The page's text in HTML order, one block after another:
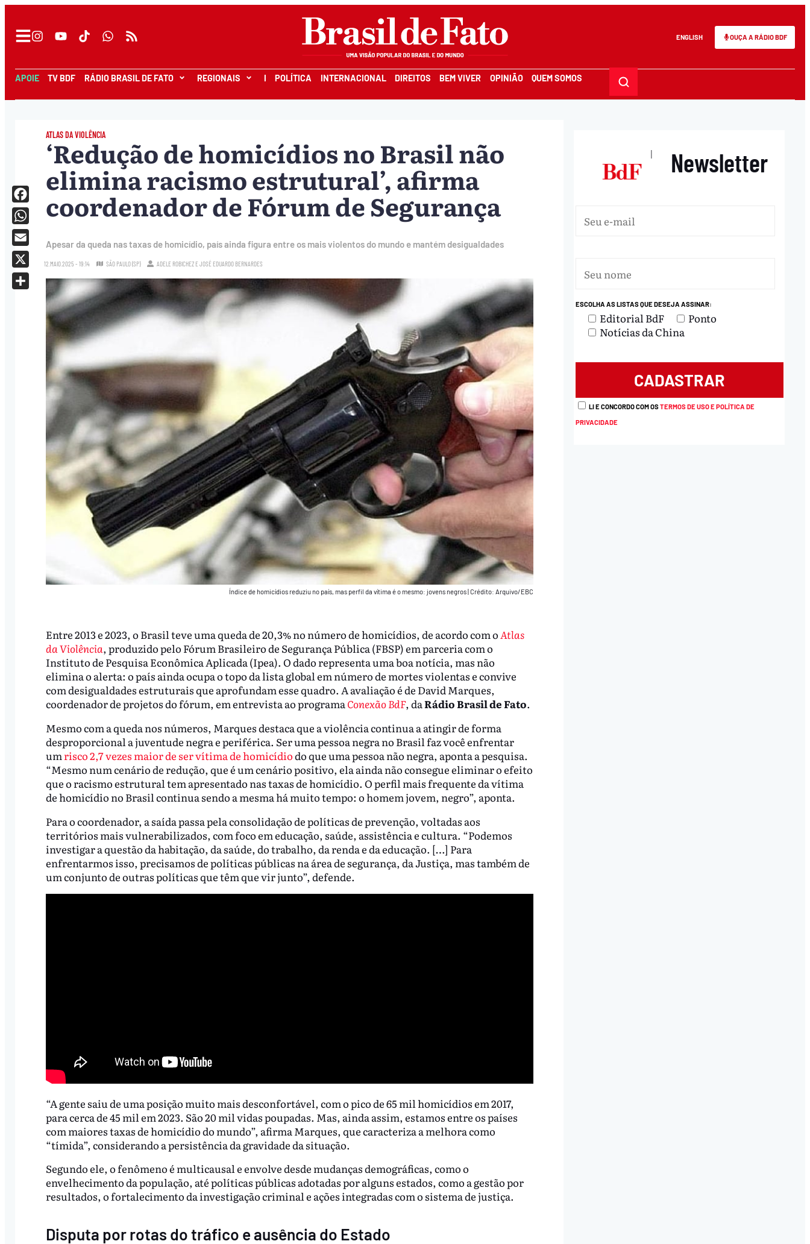
ENGLISH OUÇA A RÁDIO BDF
APOIE TV BDF RÁDIO BRASIL DE FATO REGIONAIS I POLÍTICA INTERNACIONAL DIREITOS BEM VIVER OPINIÃO QUEM SOMOS
ATLAS DA VIOLÊNCIA
‘Redução de homicídios no Brasil não
elimina racismo estrutural’, afirma
coordenador de Fórum de Segurança
Apesar da queda nas taxas de homicídio, país ainda figura entre os mais violentos do mundo e mantém desigualdades
12.MAIO.2025 - 19:14 SÃO PAULO (SP) ADELE ROBICHEZ EJOSÉ EDUARDO BERNARDES
Índice de homicídios reduziu no país, mas perfil da vítima é o mesmo: jovens negros Crédito: Arquivo/EBC
Entre 2013 e 2023, o Brasil teve uma queda de 20,3% no número de homicídios, de acordo com oAtlas
da Violência, produzido pelo Fórum Brasileiro de Segurança Pública (FBSP) em parceria com o
Instituto de Pesquisa Econômica Aplicada (Ipea). O dado representa uma boa notícia, mas não
elimina o alerta: o país ainda ocupa o topo da lista global em número de mortes violentas e convive
com desigualdades estruturais que aprofundam esse quadro. A avaliação é de David Marques,
coordenador de projetos do fórum, em entrevista ao programaConexão BdF, daRádio Brasil de Fato.
Mesmo com a queda nos números, Marques destaca que a violência continua a atingir de forma
desproporcional a juventude negra e periférica. Ser uma pessoa negra no Brasil faz você enfrentar
um risco 2,7 vezes maior de ser vítima de homicídiodo que uma pessoa não negra, aponta a pesquisa.
“Mesmo num cenário de redução, que é um cenário positivo, ela ainda não consegue eliminar o efeito
que o racismo estrutural tem apresentado nas taxas de homicídio. O perfil mais frequente da vítima
de homicídio no Brasil continua sendo a mesma há muito tempo: o homem jovem, negro”, aponta.
Para o coordenador, a saída passa pela consolidação de políticas de prevenção, voltadas aos
territórios mais vulnerabilizados, com foco em educação, saúde, assistência e cultura. “Podemos
investigar a questão da habitação, da saúde, do trabalho, da renda e da educação. […] Para
enfrentarmos isso, precisamos de políticas públicas na área de segurança, da Justiça, mas também de
um conjunto de outras políticas que têm que vir junto”, defende.
“A gente saiu de uma posição muito mais desconfortável, com o pico de 65 mil homicídios em 2017,
para cerca de 45 mil em 2023. São 20 mil vidas poupadas. Mas, ainda assim, estamos entre os países
com maiores taxas de homicídio do mundo”, afirma Marques, que caracteriza a melhora como
“tímida”, considerando a persistência da gravidade da situação.
Segundo ele, o fenômeno é multicausal e envolve desde mudanças demográficas, como o
envelhecimento da população, até políticas públicas adotadas por alguns estados, como a gestão por
resultados, o fortalecimento da investigação criminal e ações integradas com o sistema de justiça.
Disputa por rotas do tráfico e ausência do Estado
Facebook
WhatsApp
Email
X
| Newsletter
ESCOLHA AS LISTAS QUE DESEJA ASSINAR:
Editorial BdF
Ponto
Notícias da China
LI E CONCORDO COM OSTERMOS DE USO E POLÍTICA DE
PRIVACIDADE